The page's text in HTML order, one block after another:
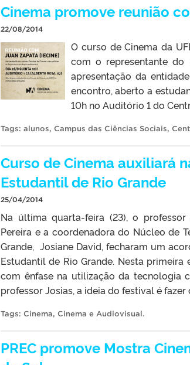
Cinema promove reunião
22/08/2014
O curso de Cinema da
com o representante do
apresentação da
encontro, aberto a
10h no Auditório 1 do
Tags: alunos, Campus das Ciências Sociais,
Curso de Cinema auxiliará
Estudantil de Rio Grande
25/04/2014
Na última quarta-feira (23), o
Pereira e a coordenadora do Núcleo de
Grande, Josiane David, fecharam um
Estudantil de Rio Grande. Nesta
com ênfase na utilização da tecnologia
professor Josias, a ideia do festival é fazer
Tags: Cinema, Cinema e Audiovisual.
PREC promove Mostra